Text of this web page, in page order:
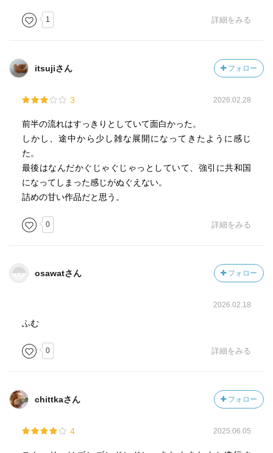
版）」
「アザミ博士（旧版）」と「アーティーチョーク先生（新
版）
コケモモのほうは、辞書を引いてみると、「ツツジ科の常
緑小低木」で「紅色の液果を結ぶ」とあり、そこからする
と、いわゆる「ブルーベリー」とは違う気もするが、同じ
辞書でブルーベリーを引くと、「北米原産のツツジ科コケ
モモ属の低木約20種の総称」とあるので、これはイタリア
「朝鮮薊」というらしい。アザミとアーティーチョークも
印象が違うと思っていたが、アーティーチョークは「若い
しかし、ニンジンとパセリは、またえらい違うでと思い
（役柄は同じ、サクランボ坊やの家庭教師）、私なりに推
ー・キャロット（新版）」が出てくるので、初版を読みな
先生のほうを、別の野菜の「パセリ卿」に変えたのか？と
1 詳細をみる
itsujiさん フォロー
3 2026.02.28
前半の流れはすっきりとしていて面白かった。
しかし、途中から少し雑な展開になってきたように感じ
た。
最後はなんだかぐじゃぐじゃっとしていて、強引に共和国
になってしまった感じがぬぐえない。
詰めの甘い作品だと思う。
0 詳細をみる
osawatさん フォロー
2026.02.18
ふむ
0 詳細をみる
chittkaさん フォロー
4 2025.06.05